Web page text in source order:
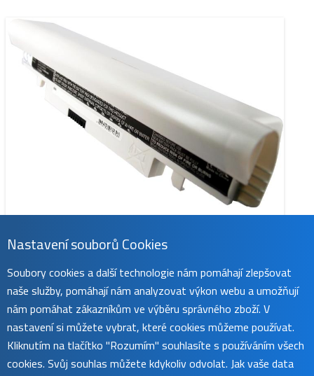
CS-SNC143HT
1 069 Kč
obvykle do 45 dnů
Nastavení souborů Cookies
Soubory cookies a další technologie nám pomáhají zlepšovat
naše služby, pomáhají nám analyzovat výkon webu a umožňují
nám pomáhat zákazníkům ve výběru správného zboží. V
nastavení si můžete vybrat, které cookies můžeme používat.
Kliknutím na tlačítko "Rozumím" souhlasíte s používáním všech
cookies. Svůj souhlas můžete kdykoliv odvolat. Jak vaše data